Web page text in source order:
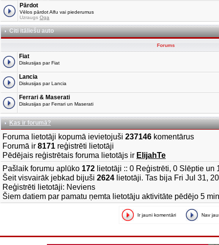
Pārdot
Vēlos pārdot Alfu vai piederumus
Uzraugs Oga
Citi itāliešu auto
Forums
Fiat
Diskusijas par Fiat
Lancia
Diskusijas par Lancia
Ferrari & Maserati
Diskusijas par Ferrari un Maserati
Kas ir forumā?
Foruma lietotāji kopumā ievietojuši 237146 komentārus
Forumā ir 8171 reģistrēti lietotāji
Pēdējais reģistrētais foruma lietotājs ir ElijahTe
Pašlaik forumu aplūko 172 lietotāji :: 0 Reģistrēti, 0 Slēptie
Šeit visvairāk jebkad bijuši 2624 lietotāji. Tas bija Fri Jul 31,
Reģistrēti lietotāji: Neviens
Šiem datiem par pamatu ņemta lietotāju aktivitāte pēdējo 5
Ir jauni komentāri Nav